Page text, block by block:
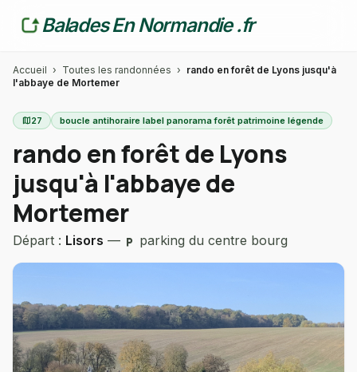
Balades En Normandie .fr
Accueil › Toutes les randonnées › rando en forêt de Lyons jusqu'à
l'abbaye de Mortemer
map27 boucle antihoraire label panorama forêt patrimoine légende
rando en forêt de Lyons
jusqu'à l'abbaye de
Mortemer
Départ : Lisors — local_parking parking du centre bourg